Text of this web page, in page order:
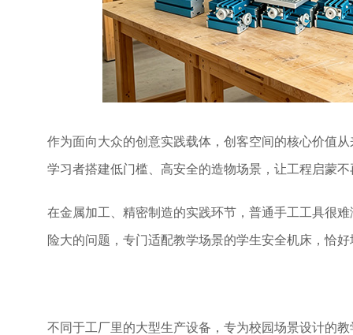
作为面向大众的创意实践载体，创客空间的核心价值
学习者搭建低门槛、高安全的造物场景，让工程启蒙
在金属加工、精密制造的实践环节，普通手工工具很
险大的问题，专门适配教学场景的学生安全机床，恰
不同于工厂里的大型生产设备，专为校园场景设计的